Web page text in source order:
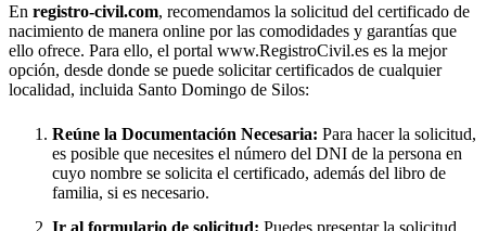
En registro-civil.com, recomendamos la solicitud del certificado de
nacimiento de manera online por las comodidades y garantías que
ello ofrece. Para ello, el portal www.RegistroCivil.es es la mejor
opción, desde donde se puede solicitar certificados de cualquier
localidad, incluida Santo Domingo de Silos:
Reúne la Documentación Necesaria: Para hacer la solicitud,
es posible que necesites el número del DNI de la persona en
cuyo nombre se solicita el certificado, además del libro de
familia, si es necesario.
Ir al formulario de solicitud: Puedes presentar la solicitud